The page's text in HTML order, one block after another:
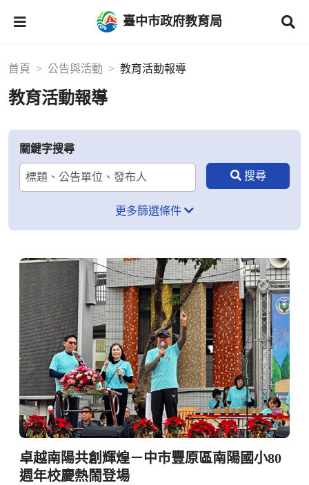
臺中市政府教育局
首頁 公告與活動 教育活動報導
教育活動報導
關鍵字搜尋
更多篩選條件
卓越南陽共創輝煌－中市豐原區南陽國小80
週年校慶熱鬧登場